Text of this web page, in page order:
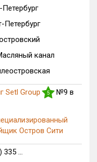
1 из 703
1 из 2 149
Петербург
Петербург
канал
Setl Group 5
№9 в
Остров Сити
335 ...